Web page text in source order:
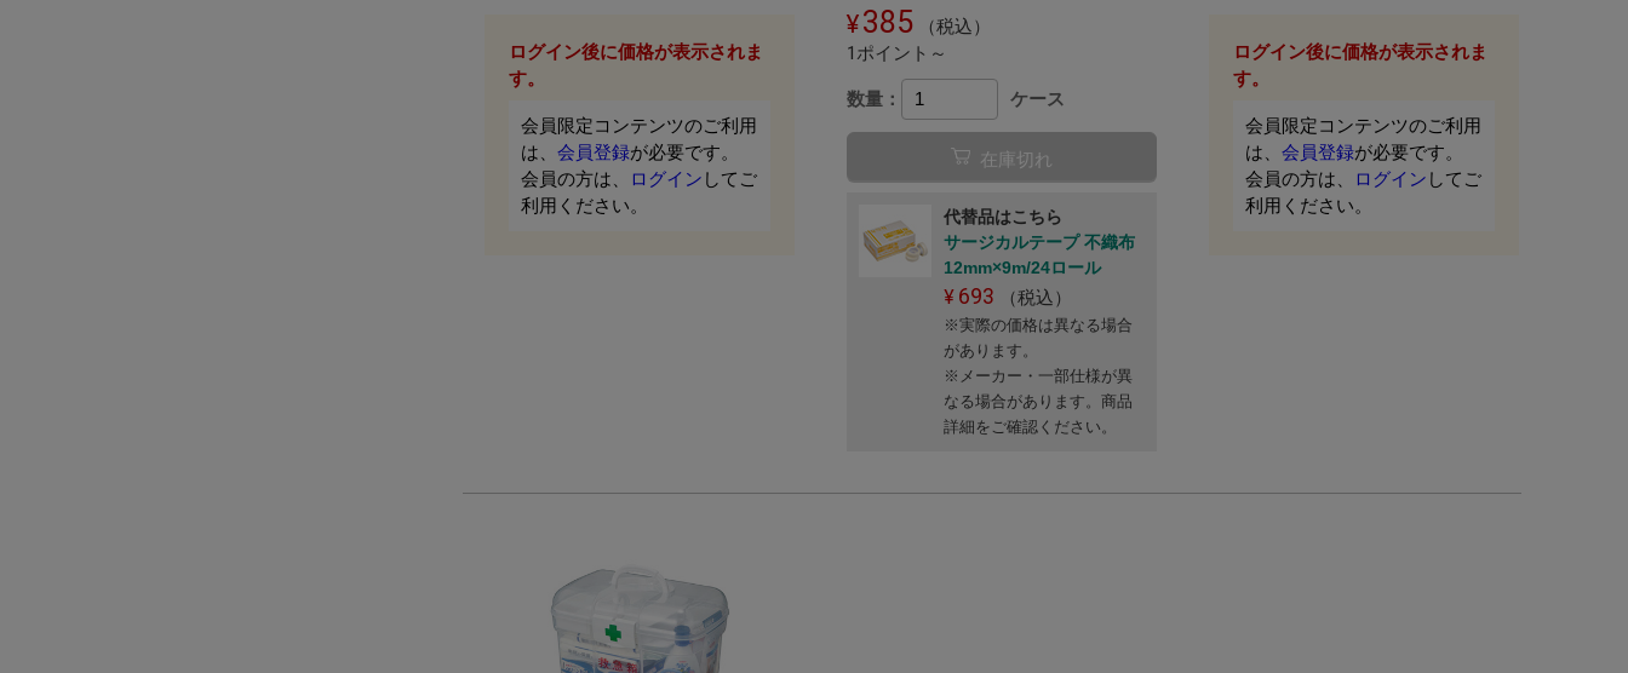
ログイン後に価格が表示されま
す。
会員限定コンテンツのご利用
は、 会員登録が必要です。
会員の方は、
ログイン してご
利用ください。
385
（税込）
1ポイント～
数量： ケース
在庫切れ
代替品はこちら
サージカルテープ 不織布
12mm×9m/24ロール
693 （税込）
※実際の価格は異なる場合
があります。
※メーカー・一部仕様が異
なる場合があります。商品
詳細をご確認ください。
ログイン後に価格が表示されま
す。
会員限定コンテンツのご利用
は、会員登録が必要です。
会員の方は、
ログイン してご
利用ください。